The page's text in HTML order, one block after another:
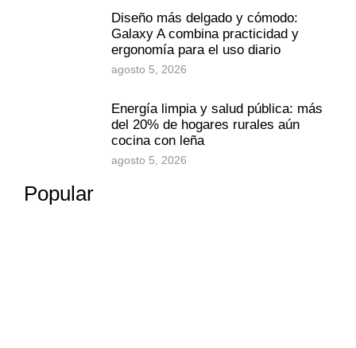
Diseño más delgado y cómodo:
Galaxy A combina practicidad y
ergonomía para el uso diario
agosto 5, 2026
Energía limpia y salud pública: más
del 20% de hogares rurales aún
cocina con leña
agosto 5, 2026
Popular